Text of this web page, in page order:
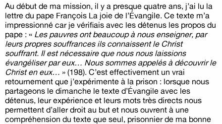
Au début de ma mission, il y a presque quatre ans, j’ai lu la
lettre du pape François La joie de l’Évangile. Ce texte m’a
impressionné car je vérifiais avec les détenus les propos du
pape : « Les pauvres ont beaucoup à nous enseigner, par
leurs propres souffrances ils connaissent le Christ
souffrant. Il est nécessaire que nous nous laissions
évangéliser par eux… Nous sommes appelés à découvrir le
Christ en eux… » (198). C’est effectivement un vrai
retournement que j’expérimente à la prison : lorsque nous
partageons le dimanche le texte d’Évangile avec les
détenus, leur expérience et leurs mots très directs nous
permettent d’aller droit au but et nous ouvrent à une
compréhension du texte que seul, prisonnier de ma bonne